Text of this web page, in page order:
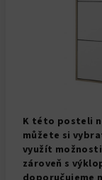
K této posteli
můžete si
využít
zároveň s